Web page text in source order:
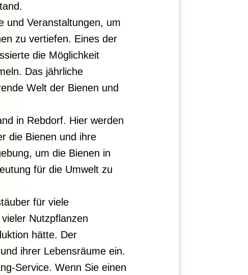
und Veranstaltungen, um
zu vertiefen. Eines der
die Möglichkeit
Das jährliche
Welt der Bienen und
in Rebdorf. Hier werden
die Bienen und ihre
um die Bienen in
für die Umwelt zu
für viele
Nutzpflanzen
hätte. Der
ihrer Lebensräume ein.
Service. Wenn Sie einen